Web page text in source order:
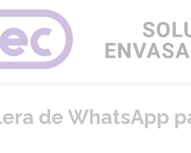
de WhatsApp